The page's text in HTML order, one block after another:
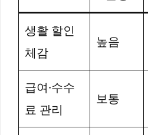
생활 할인
체감
높음
급여·수수
료 관리
보통